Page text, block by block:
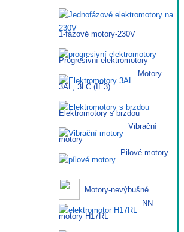
1-fázové motory-230V
Progresivní elektromotory
Motory
3AL, 3LC (IE3)
Elektromotory s brzdou
Vibrační
motory
Pilové motory
Motory-nevýbušné
NN
motory H17RL